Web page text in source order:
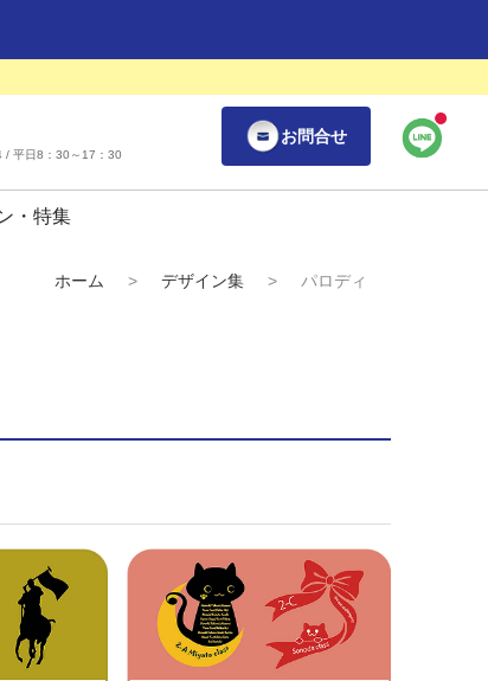
平日8：30～17：30
お問合せ
・特集
ホーム > デザイン集 > パロディ